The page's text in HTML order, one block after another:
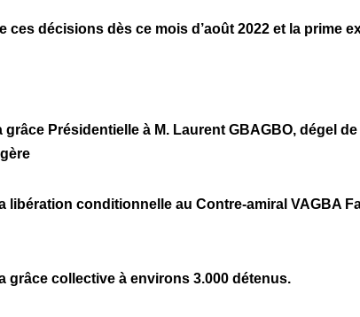
ces décisions dès ce mois d’août 2022 et la prime
Présidentielle à M. Laurent GBAGBO, dégel
libération conditionnelle au Contre-amiral VAGBA
grâce collective à environs 3.000 détenus.